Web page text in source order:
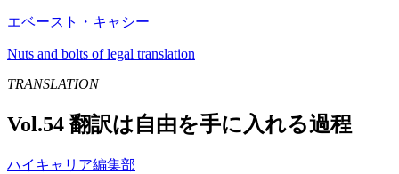
エベースト・キャシー
Nuts and bolts of legal translation
TRANSLATION
Vol.54 翻訳は自由を手に入れる過程
ハイキャリア編集部